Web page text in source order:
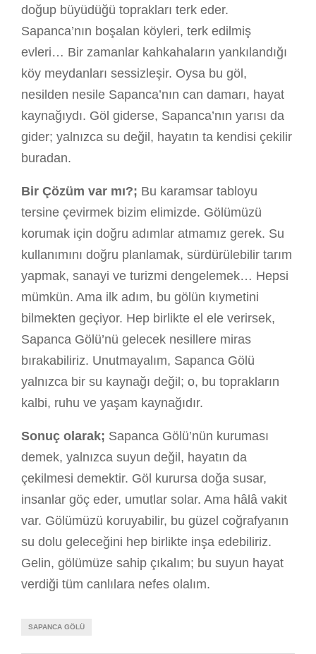
doğup büyüdüğü toprakları terk eder.
Sapanca’nın boşalan köyleri, terk edilmiş
evleri… Bir zamanlar kahkahaların yankılandığı
köy meydanları sessizleşir. Oysa bu göl,
nesilden nesile Sapanca’nın can damarı, hayat
kaynağıydı. Göl giderse, Sapanca’nın yarısı da
gider; yalnızca su değil, hayatın ta kendisi çekilir
buradan.
Bir Çözüm var mı?; Bu karamsar tabloyu
tersine çevirmek bizim elimizde. Gölümüzü
korumak için doğru adımlar atmamız gerek. Su
kullanımını doğru planlamak, sürdürülebilir tarım
yapmak, sanayi ve turizmi dengelemek… Hepsi
mümkün. Ama ilk adım, bu gölün kıymetini
bilmekten geçiyor. Hep birlikte el ele verirsek,
Sapanca Gölü’nü gelecek nesillere miras
bırakabiliriz. Unutmayalım, Sapanca Gölü
yalnızca bir su kaynağı değil; o, bu toprakların
kalbi, ruhu ve yaşam kaynağıdır.
Sonuç olarak; Sapanca Gölü’nün kuruması
demek, yalnızca suyun değil, hayatın da
çekilmesi demektir. Göl kurursa doğa susar,
insanlar göç eder, umutlar solar. Ama hâlâ vakit
var. Gölümüzü koruyabilir, bu güzel coğrafyanın
su dolu geleceğini hep birlikte inşa edebiliriz.
Gelin, gölümüze sahip çıkalım; bu suyun hayat
verdiği tüm canlılara nefes olalım.
SAPANCA GÖLÜ